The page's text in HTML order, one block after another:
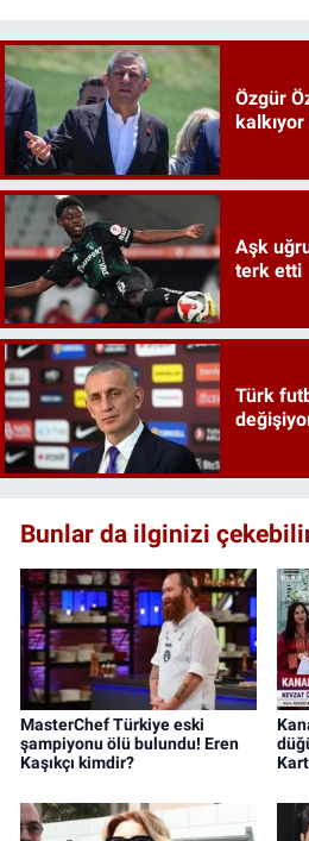
Özgür
kalkıyor
Aşk
terk etti
Türk
Bunlar da ilginizi
MasterChef Türkiye eski
şampiyonu ölü bulundu! Eren
Kaşıkçı kimdir?